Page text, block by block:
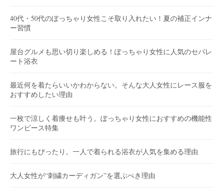
40代・50代のぽっちゃり女性こそ取り入れたい！夏の補正インナ
ー習慣
屋台グルメも思い切り楽しめる！ぽっちゃり女性に人気のセパレ
ート浴衣
最近何を着たらいいかわからない。そんな大人女性にレース服を
おすすめしたい理由
一枚で涼しく着痩せも叶う。ぽっちゃり女性におすすめの機能性
ワンピース特集
旅行にもぴったり。一人で着られる浴衣が人気を集める理由
大人女性が“刺繍カーディガン”を選ぶべき理由